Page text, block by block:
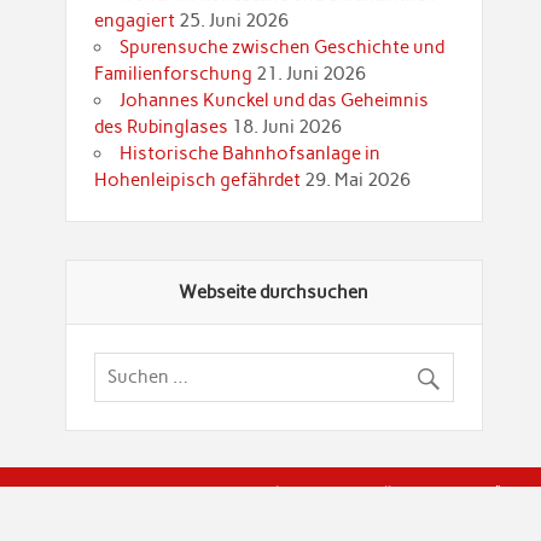
engagiert 25. Juni 2026
Spurensuche zwischen Geschichte und
Familienforschung 21. Juni 2026
Johannes Kunckel und das Geheimnis
des Rubinglases 18. Juni 2026
Historische Bahnhofsanlage in
Hohenleipisch gefährdet 29. Mai 2026
Webseite durchsuchen
© Brandenburgische Genealogische Gesellschaft (BGG)